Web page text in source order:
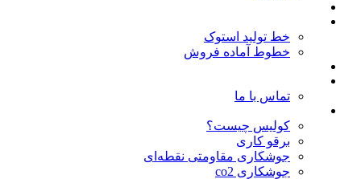
خط تولید استوک
خطوط آماده فروش
تماس با ما
کولیس چیست؟
برقو کاری
جوشکاری مقاومتی نقطه‌ای
جوشکاری co2